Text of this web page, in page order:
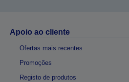
Apoio ao cliente
Ofertas mais recentes
Promoções
Registo de produtos